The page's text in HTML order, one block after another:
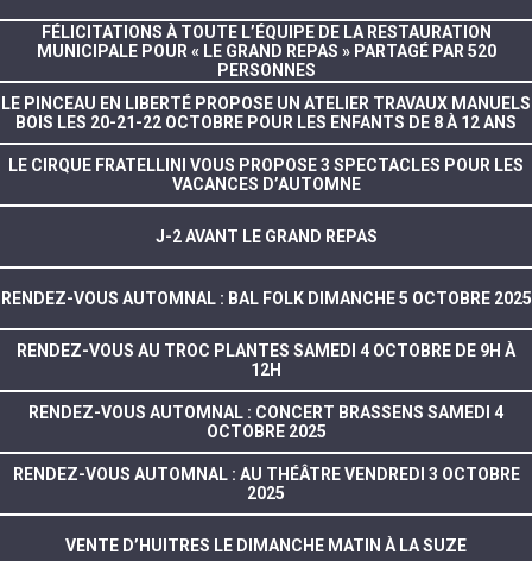
FÉLICITATIONS À TOUTE L’ÉQUIPE DE LA RESTAURATION
MUNICIPALE POUR « LE GRAND REPAS » PARTAGÉ PAR 520
PERSONNES
LE PINCEAU EN LIBERTÉ PROPOSE UN ATELIER TRAVAUX MANUELS
BOIS LES 20-21-22 OCTOBRE POUR LES ENFANTS DE 8 À 12 ANS
LE CIRQUE FRATELLINI VOUS PROPOSE 3 SPECTACLES POUR LES
VACANCES D’AUTOMNE
J-2 AVANT LE GRAND REPAS
RENDEZ-VOUS AUTOMNAL : BAL FOLK DIMANCHE 5 OCTOBRE 2025
RENDEZ-VOUS AU TROC PLANTES SAMEDI 4 OCTOBRE DE 9H À
12H
RENDEZ-VOUS AUTOMNAL : CONCERT BRASSENS SAMEDI 4
OCTOBRE 2025
RENDEZ-VOUS AUTOMNAL : AU THÉÂTRE VENDREDI 3 OCTOBRE
2025
VENTE D’HUITRES LE DIMANCHE MATIN À LA SUZE